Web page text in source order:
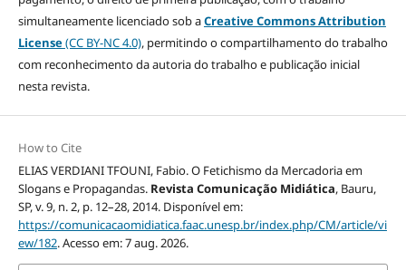
simultaneamente licenciado sob aCreative Commons Attribution
License(CC BY-NC 4.0), permitindo o compartilhamento do trabalho
com reconhecimento da autoria do trabalho e publicação inicial
nesta revista.
How to Cite
ELIAS VERDIANI TFOUNI, Fabio. O Fetichismo da Mercadoria em
Slogans e Propagandas. Revista Comunicação Midiática, Bauru,
SP, v. 9, n. 2, p. 12–28, 2014. Disponível em:
https://comunicacaomidiatica.faac.unesp.br/index.php/CM/article/vi
ew/182. Acesso em: 7 aug. 2026.